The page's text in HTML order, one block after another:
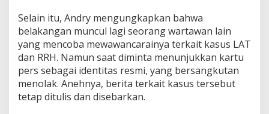
Selain itu, Andry mengungkapkan bahwa
belakangan muncul lagi seorang wartawan lain
yang mencoba mewawancarainya terkait kasus LAT
dan RRH. Namun saat diminta menunjukkan kartu
pers sebagai identitas resmi, yang bersangkutan
menolak. Anehnya, berita terkait kasus tersebut
tetap ditulis dan disebarkan.